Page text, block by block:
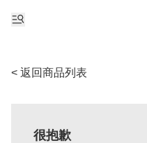
< 返回商品列表
很抱歉